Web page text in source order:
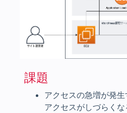
課題
アクセスの急増が発
アクセスがしづらくな